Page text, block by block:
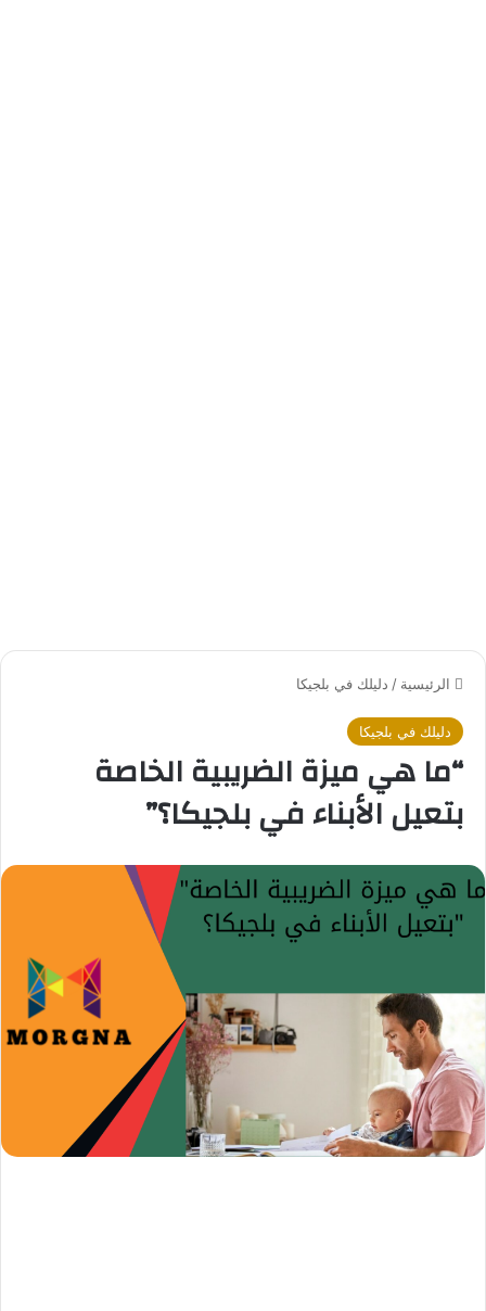
الرئيسية / دليلك في بلجيكا
دليلك في بلجيكا
“ما هي ميزة الضريبية الخاصة
بتعيل الأبناء في بلجيكا؟”